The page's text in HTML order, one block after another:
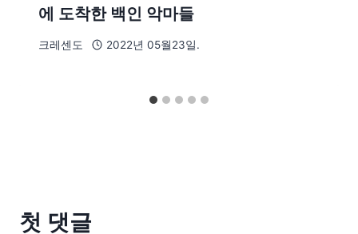
에 도착한 백인 악마들
크레센도 2022년 05월23일.
첫 댓글